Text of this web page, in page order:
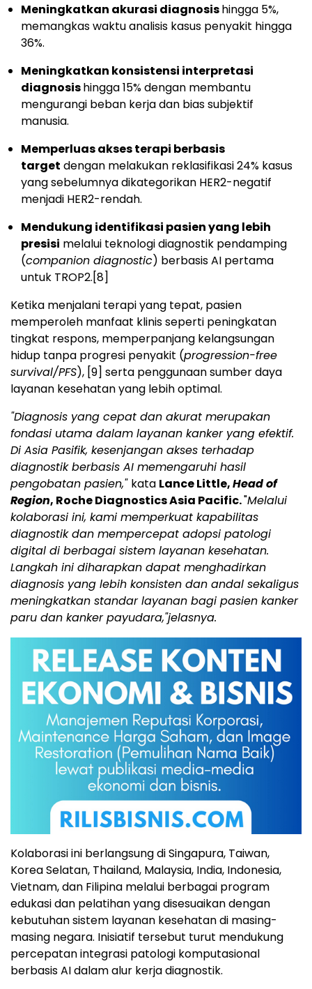
Meningkatkan akurasi diagnosishingga 5%,
memangkas waktu analisis kasus penyakit hingga
36%.
Meningkatkan konsistensi interpretasi
diagnosishingga 15% dengan membantu
mengurangi beban kerja dan bias subjektif
manusia.
Memperluas akses terapi berbasis
target dengan melakukan reklasifikasi 24% kasus
yang sebelumnya dikategorikan HER2-negatif
menjadi HER2-rendah.
Mendukung identifikasi pasien yang lebih
presisi melalui teknologi diagnostik pendamping
(companion diagnostic) berbasis AI pertama
untuk TROP2.[8]
Ketika menjalani terapi yang tepat, pasien
memperoleh manfaat klinis seperti peningkatan
tingkat respons, memperpanjang kelangsungan
hidup tanpa progresi penyakit (progression-free
survival/PFS), [9] serta penggunaan sumber daya
layanan kesehatan yang lebih optimal.
"Diagnosis yang cepat dan akurat merupakan
fondasi utama dalam layanan kanker yang efektif.
Di Asia Pasifik, kesenjangan akses terhadap
diagnostik berbasis AI memengaruhi hasil
pengobatan pasien," kata Lance Little,Head of
Region, Roche Diagnostics Asia Pacific."Melalui
kolaborasi ini, kami memperkuat kapabilitas
diagnostik dan mempercepat adopsi patologi
digital di berbagai sistem layanan kesehatan.
Langkah ini diharapkan dapat menghadirkan
diagnosis yang lebih konsisten dan andal sekaligus
meningkatkan standar layanan bagi pasien kanker
paru dan kanker payudara,"jelasnya.
Kolaborasi ini berlangsung di Singapura, Taiwan,
Korea Selatan, Thailand, Malaysia, India, Indonesia,
Vietnam, dan Filipina melalui berbagai program
edukasi dan pelatihan yang disesuaikan dengan
kebutuhan sistem layanan kesehatan di masing-
masing negara. Inisiatif tersebut turut mendukung
percepatan integrasi patologi komputasional
berbasis AI dalam alur kerja diagnostik.